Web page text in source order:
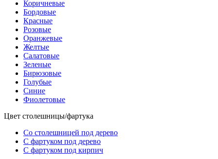
Коричневые
Бордовые
Красные
Розовые
Оранжевые
Желтые
Салатовые
Зеленые
Бирюзовые
Голубые
Синие
Фиолетовые
Цвет столешницы/фартука
Со столешницей под дерево
С фартуком под дерево
С фартуком под кирпич